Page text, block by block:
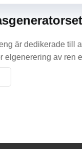
Stor
Du kan vara säker på
vår fabrik - Kecheng.
kommer att svara dig i